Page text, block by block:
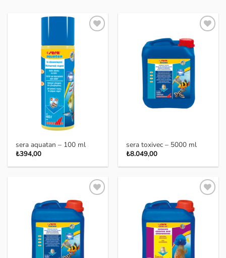
sera aquatan – 100 ml
₺394,00
Favoriye
sera toxivec – 5000 ml
₺8.049,00
Favoriye
Favoriye